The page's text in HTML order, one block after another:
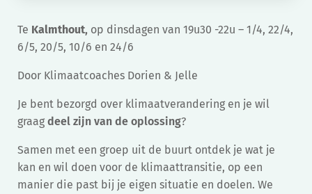
Te Kalmthout, op dinsdagen van 19u30 -22u – 1/4, 22/4,
6/5, 20/5, 10/6 en 24/6
Door Klimaatcoaches Dorien & Jelle
Je bent bezorgd over klimaatverandering en je wil
graag deel zijn van de oplossing?
Samen met een groep uit de buurt ontdek je wat je
kan en wil doen voor de klimaattransitie, op een
manier die past bij je eigen situatie en doelen. We